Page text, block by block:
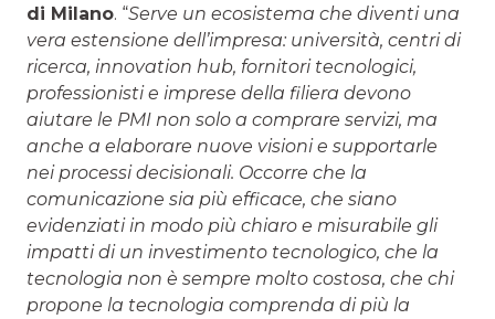
di Milano. “Serve un ecosistema che diventi una
vera estensione dell’impresa: università, centri di
ricerca, innovation hub, fornitori tecnologici,
professionisti e imprese della filiera devono
aiutare le PMI non solo a comprare servizi, ma
anche a elaborare nuove visioni e supportarle
nei processi decisionali. Occorre che la
comunicazione sia più efficace, che siano
evidenziati in modo più chiaro e misurabile gli
impatti di un investimento tecnologico, che la
tecnologia non è sempre molto costosa, che chi
propone la tecnologia comprenda di più la